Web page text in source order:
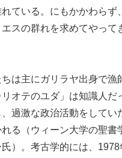
ている。にもかかわらず
スの群れを求めてやって
は主にガリラヤ出身で漁
オテのユダ」は知識人だ
過激な政治活動をしてい
る（ウィーン大学の聖書
）。考古学的には、1978